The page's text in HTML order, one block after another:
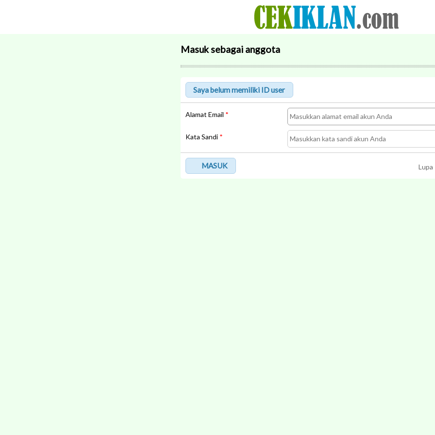
Masuk sebagai anggota
Alamat Email *
Kata Sandi *
Lupa
MASUK